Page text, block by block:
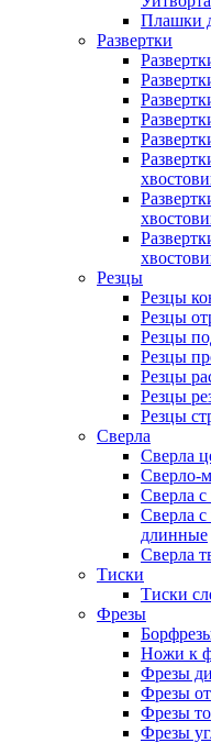
Плашки
Развертки
Резцы
Резцы
Резцы
Резцы
Резцы
Резцы
Резцы
Резцы
Сверла
Сверла
Сверло-
Сверла
Сверла
длинные
Сверла
Тиски
Тиски
Фрезы
Ножи к
Фрезы
Фрезы
Фрезы
Фрезы